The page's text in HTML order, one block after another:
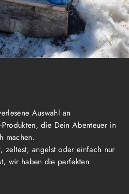
Auswahl an
die Dein Abenteuer in
machen.
zeltest, angelst oder einfach nur
wir haben die perfekten